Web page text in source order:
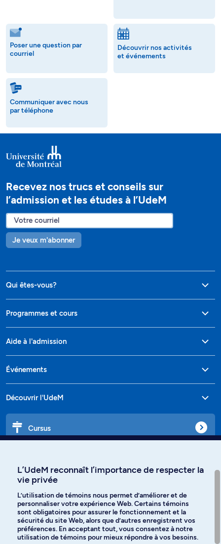
Poser une question par
courriel
Découvrir nos activités
et événements
Communiquer avec nous
par téléphone
Recevez nos trucs et conseils sur
l’admission et les études à l’UdeM
Je veux m'abonner
Qui êtes-vous?
Programmes et cours
Aide à l'admission
Événements
Découvrir l'UdeM
Cursus
Langues
Facebook Instagram
L’UdeM reconnaît l’importance de respecter la
vie privée
L’utilisation de témoins nous permet d’améliorer et de
personnaliser votre expérience Web. Certains témoins
sont obligatoires pour assurer le fonctionnement et la
sécurité du site Web, alors que d’autres enregistrent vos
préférences. En acceptant tout, vous consentez à notre
utilisation de témoins pour mieux répondre à vos besoins.